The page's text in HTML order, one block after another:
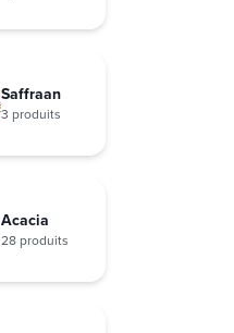
Saffraan
3 produits
Acacia
28 produits